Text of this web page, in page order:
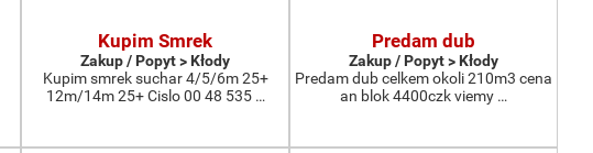
Kupim Smrek
Zakup / Popyt > Kłody
Kupim smrek suchar 4/5/6m 25+
12m/14m 25+ Cislo 00 48 535 …
Predam dub
Zakup / Popyt > Kłody
Predam dub celkem okoli 210m3 cena
an blok 4400czk viemy …